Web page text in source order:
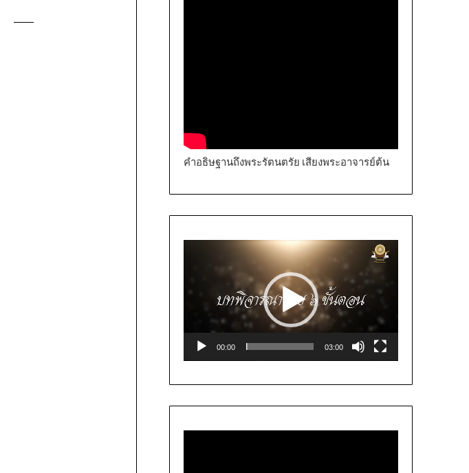
คำอธิษฐานถึงพระรัตนตรัย เสียงพระอาจารย์ต้น
00:00 03:00